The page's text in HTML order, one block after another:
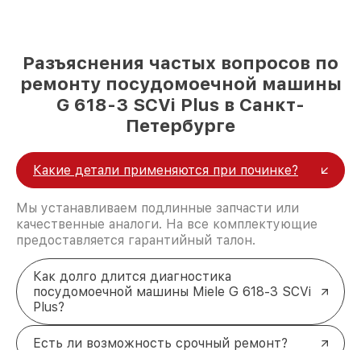
Разъяснения частых вопросов по
ремонту посудомоечной машины
G 618-3 SCVi Plus в Санкт-
Петербурге
Какие детали применяются при починке?
Мы устанавливаем подлинные запчасти или
качественные аналоги. На все комплектующие
предоставляется гарантийный талон.
Как долго длится диагностика
посудомоечной машины Miele G 618-3 SCVi
Plus?
Есть ли возможность срочный ремонт?